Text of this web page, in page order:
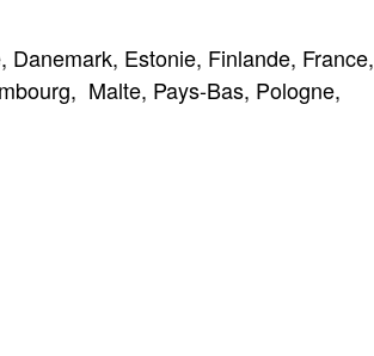
Estonie, Finlande, France,
Malte, Pays-Bas, Pologne,